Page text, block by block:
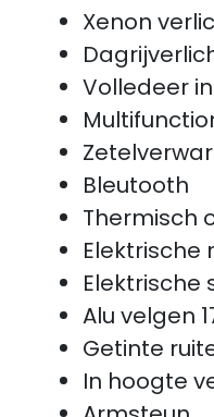
Xenon
Volledeer
Bleutooth
Thermisch
Elektrische
Elektrische
Alu velgen
Getinte
In hoogte